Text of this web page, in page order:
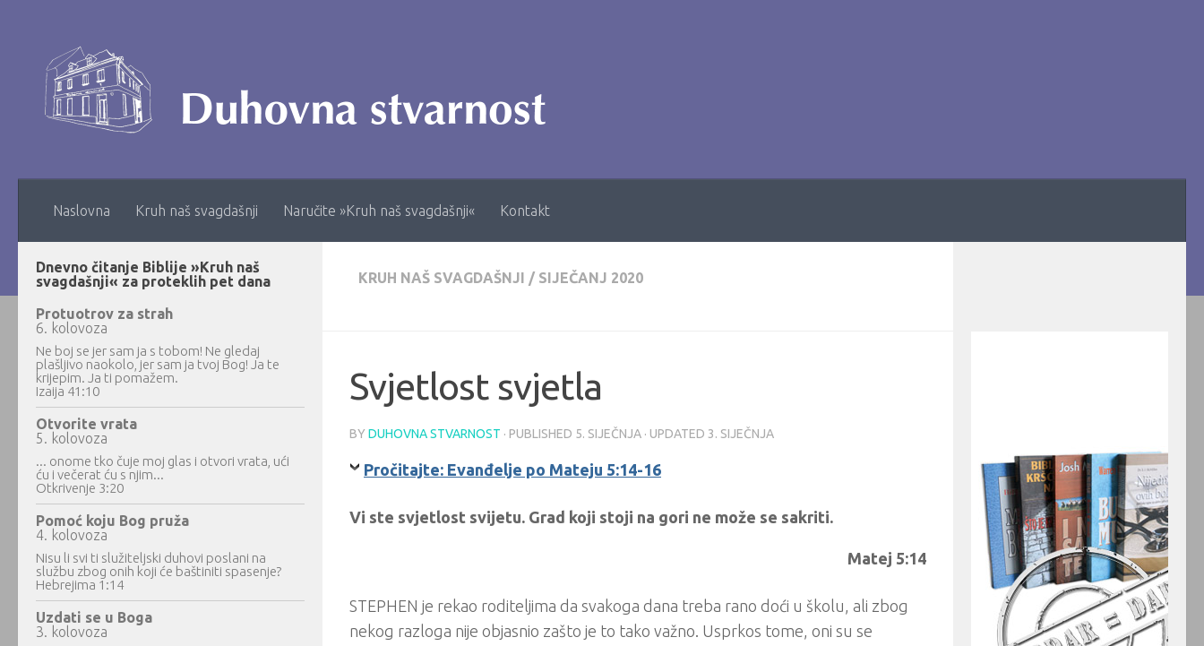
Naslovna Kruh naš svagdašnji Naručite »Kruh naš svagdašnji« Kontakt
KRUH NAŠ SVAGDAŠNJI / SIJEČANJ 2020
Svjetlost svjetla
BY DUHOVNA STVARNOST · PUBLISHED 5. SIJEČNJA · UPDATED 3. SIJEČNJA
Pročitajte: Evanđelje po Mateju 5:14-16
Vi ste svjetlost svijetu. Grad koji stoji na gori ne može se sakriti.
Matej 5:14
STEPHEN je rekao roditeljima da svakoga dana treba rano doći u školu, ali zbog
nekog razloga nije objasnio zašto je to tako važno. Usprkos tome, oni su se
Dnevno čitanje Biblije »Kruh naš
svagdašnji« za proteklih pet dana
Protuotrov za strah
6. kolovoza
Ne boj se jer sam ja s tobom! Ne gledaj
plašljivo naokolo, jer sam ja tvoj Bog! Ja te
krijepim. Ja ti pomažem.
Izaija 41:10
Otvorite vrata
5. kolovoza
... onome tko čuje moj glas i otvori vrata, ući
ću i večerat ću s njim...
Otkrivenje 3:20
Pomoć koju Bog pruža
4. kolovoza
Nisu li svi ti služiteljski duhovi poslani na
službu zbog onih koji će baštiniti spasenje?
Hebrejima 1:14
Uzdati se u Boga
3. kolovoza